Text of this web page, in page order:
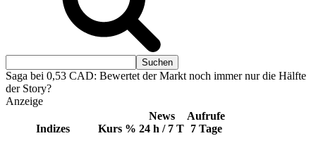
Saga bei 0,53 CAD: Bewertet der Markt noch immer nur die Hälfte
der Story?
Anzeige
Indizes Kurs %
News
24 h / 7 T
Aufrufe
7 Tage